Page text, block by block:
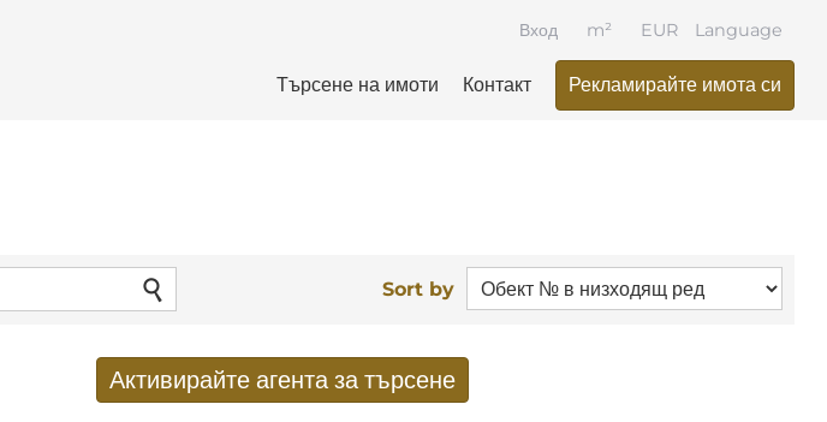
Language
Търсене на имоти Контакт Рекламирайте имота си
Вход EUR
m²
Sort by
Активирайте агента за търсене